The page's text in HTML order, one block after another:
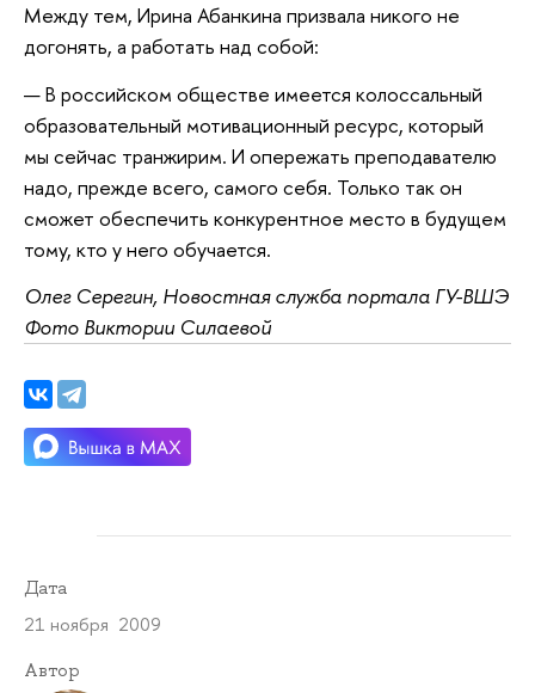
Между тем, Ирина Абанкина призвала никого не
догонять, а работать над собой:
— В российском обществе имеется колоссальный
образовательный мотивационный ресурс, который
мы сейчас транжирим. И опережать преподавателю
надо, прежде всего, самого себя. Только так он
сможет обеспечить конкурентное место в будущем
тому, кто у него обучается.
Олег Серегин, Новостная служба портала ГУ-ВШЭ
Фото Виктории Силаевой
Дата
21 ноября 2009
Автор